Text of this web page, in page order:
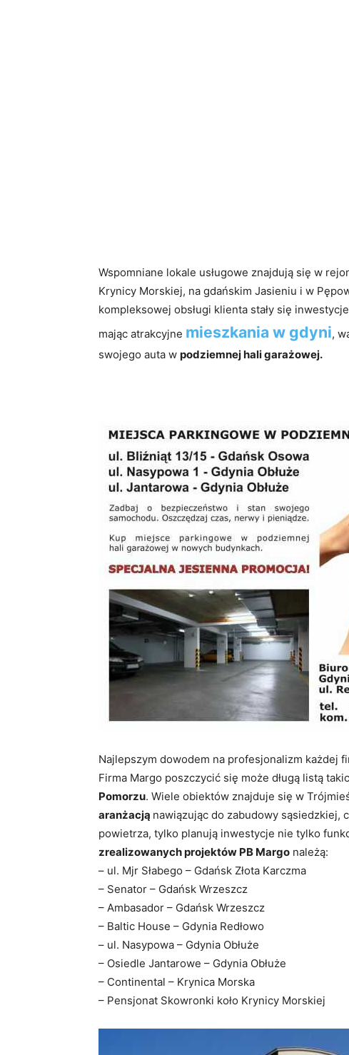
Wspomniane lokale usługowe znajdują się w
Krynicy Morskiej, na gdańskim Jasieniu i w
kompleksowej obsługi klienta stały się
mając atrakcyjne mieszkania w gdyni,
swojego auta w podziemnej hali garażowej.
Najlepszym dowodem na profesjonalizm każdej
Firma Margo poszczycić się może długą listą
Pomorzu. Wiele obiektów znajduje się w
aranżacją nawiązując do zabudowy sąsiedzkiej,
powietrza, tylko planują inwestycje nie tylko
zrealizowanych projektów PB Margo należą:
– ul. Mjr Słabego – Gdańsk Złota Karczma
– Senator – Gdańsk Wrzeszcz
– Ambasador – Gdańsk Wrzeszcz
– Baltic House – Gdynia Redłowo
– ul. Nasypowa – Gdynia Obłuże
– Osiedle Jantarowe – Gdynia Obłuże
– Continental – Krynica Morska
– Pensjonat Skowronki koło Krynicy Morskiej